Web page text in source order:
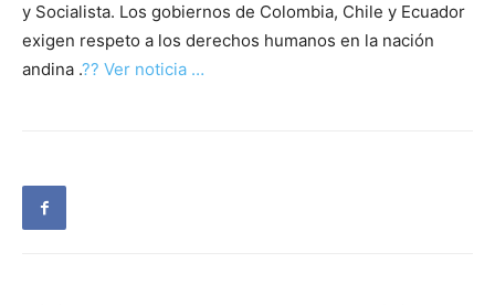
y Socialista. Los gobiernos de Colombia, Chile y Ecuador
exigen respeto a los derechos humanos en la nación
andina .?? Ver noticia …